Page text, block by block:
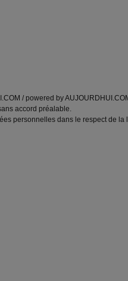
/ powered by
accord préalable.
personnelles dans le respect de